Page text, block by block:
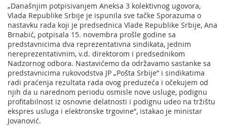
„Današnjim potpisivanjem Aneksa 3 kolektivnog ugovora,
Vlada Republike Srbije je ispunila sve tačke Sporazuma o
nastavku rada koji je predsednica Vlade Republike Srbije, Ana
Brnabić, potpisala 15. novembra prošle godine sa
predstavnicima dva reprezentativna sindikata, jednim
nereprezentativnim, v.d. direktorom i predsednikom
Nadzornog odbora. Nastavićemo da održavamo sastanke sa
predstavnicima rukovodstva JP „Pošta Srbije” i sindikatima
radi praćenja rezultata rada ovog preduzeća i očekujem od
njih da u narednom periodu osmisle nove usluge, podignu
profitabilnost iz osnovne delatnosti i podignu udeo na tržištu
ekspres usluga i elektronske trgovine”, istakao je ministar
Jovanović.